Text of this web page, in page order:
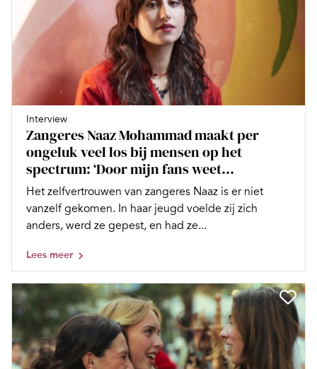
Interview
Zangeres Naaz Mohammad maakt per
ongeluk veel los bij mensen op het
spectrum: ‘Door mijn fans weet...
Het zelfvertrouwen van zangeres Naaz is er niet
vanzelf gekomen. In haar jeugd voelde zij zich
anders, werd ze gepest, en had ze...
Lees meer